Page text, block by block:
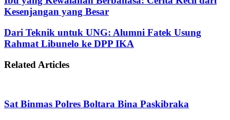
Kesenjangan yang Besar
Dari Teknik untuk UNG: Alumni Fatek Usung
Rahmat Libunelo ke DPP IKA
Related Articles
Sat Binmas Polres Boltara Bina Paskibraka